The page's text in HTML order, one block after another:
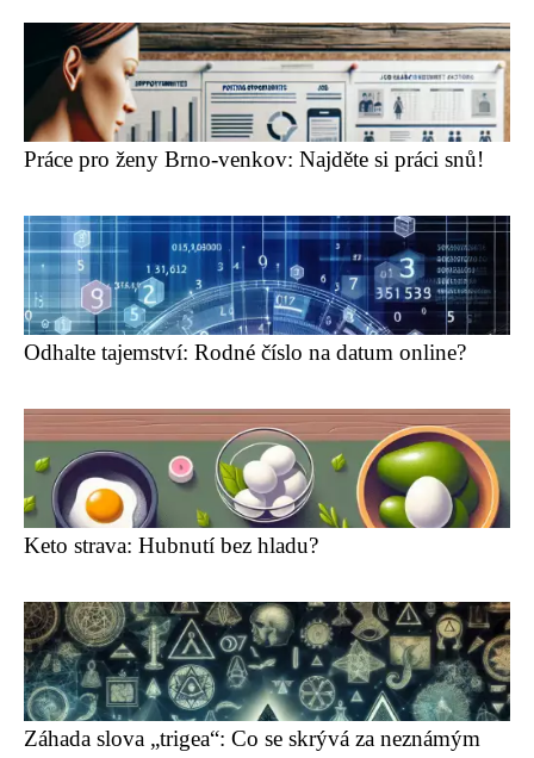
Práce pro ženy Brno-venkov: Najděte si práci snů!
Odhalte tajemství: Rodné číslo na datum online?
Keto strava: Hubnutí bez hladu?
Záhada slova „trigea“: Co se skrývá za neznámým